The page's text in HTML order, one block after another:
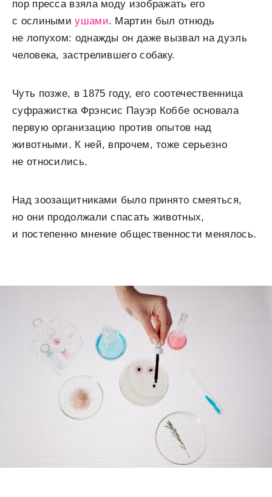
пор пресса взяла моду изображать его
с ослинымиушами. Мартин был отнюдь
не лопухом: однажды он даже вызвал на дуэль
человека, застрелившего собаку.
Чуть позже, в 1875 году, его соотечественница
суфражистка Фрэнсис Пауэр Коббе основала
первую организацию против опытов над
животными. К ней, впрочем, тоже серьезно
не относились.
Над зоозащитниками было принято смеяться,
но они продолжали спасать животных,
и постепенно мнение общественности менялось.